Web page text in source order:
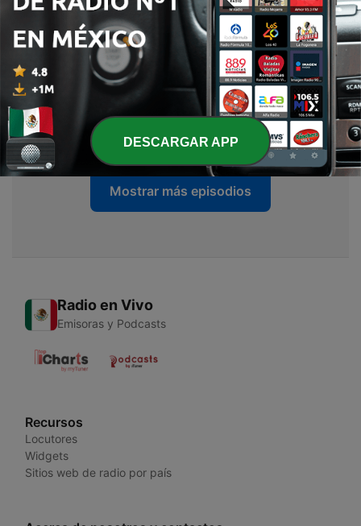
82 - Frankenstein
29 ene. 2026
- Changos
29 ene. 2026
80 Verde
29 ene. 2026
Mostrar más episodios
Radio en Vivo
Emisoras y Podcasts
Recursos
Locutores
Widgets
Sitios web de radio por país
DESCARGAR APP